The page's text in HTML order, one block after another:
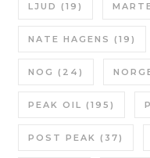
LJUD (19)
NATE HAGENS (19)
NOG (24)
PEAK OIL (195)
POST PEAK (37)